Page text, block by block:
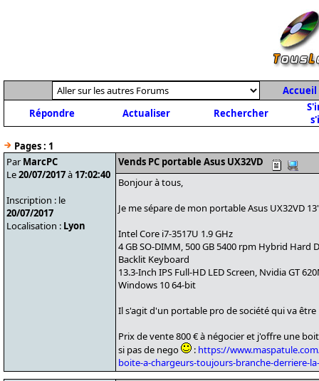
Accueil
Répondre
Actualiser Rechercher
Pages : 1
Par MarcPC
Le20/07/2017à 17:02:40
Inscription : le
20/07/2017
Localisation : Lyon
Vends PC portable Asus UX32VD
Bonjour à tous,
Je me sépare de mon portable Asus UX32VD
Intel Core i7-3517U 1.9 GHz
4 GB SO-DIMM, 500 GB 5400 rpm Hybrid Hard
Backlit Keyboard
13.3-Inch IPS Full-HD LED Screen, Nvidia GT
Windows 10 64-bit
Il s'agit d'un portable pro de société qui va être
Prix de vente 800 € à négocier et j'offre une
si pas de nego
: https://
boite-a-chargeurs-toujours-branche-derriere-